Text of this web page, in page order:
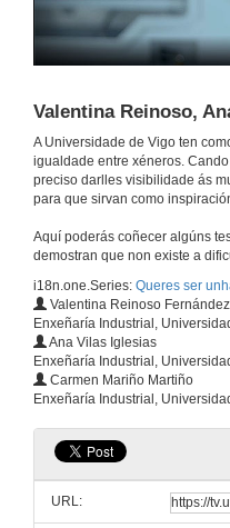
Valentina Reinoso,
A Universidade de Vigo ten
igualdade entre xéneros.
preciso darlles visibilidade ás
para que sirvan como
Aquí poderás coñecer algúns
demostran que non existe a
i18n.one.Series: Queres ser
Valentina Reinoso Fernández
Enxeñaría Industrial,
Ana Vilas Iglesias
Enxeñaría Industrial,
Carmen Mariño Martiño
Enxeñaría Industrial,
URL:
13
Ana
13
Ana
13
13
30